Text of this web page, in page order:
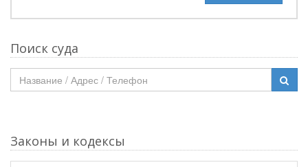
Поиск суда
Законы и кодексы